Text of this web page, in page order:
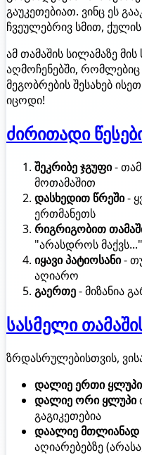
გაუკეთებიათ. ვინც ეს
ჩვეულებრივ სმით,
ამ თამაშის სილამაზე
აღმოჩენებში, რომლებიც
მეგობრების შესახებ
იცოდი!
ძირითადი
შეკრიბე ჯგუფი-
მოთამაშით
დასხედით წრეში-
ერთმანეთს
რიგრიგობით
"არასდროს მაქვს..."
იყავი პატიოსანი-
აღიარო
გაერთე- მიზანია
სასმელი
ზრდასრულებისთვის,
დალიე ერთი ყლუპი
დალიე ორი ყლუპი
გაგიკეთებია
დაალიე მთლიანად
აღიარებებზე